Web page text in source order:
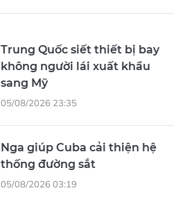
Trung Quốc siết thiết bị bay
không người lái xuất khẩu
sang Mỹ
05/08/2026 23:35
Nga giúp Cuba cải thiện hệ
thống đường sắt
05/08/2026 03:19